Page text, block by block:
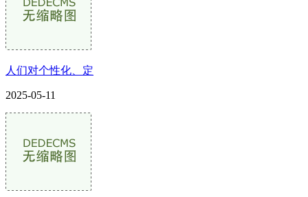
人们对个性化、定
2025-05-11